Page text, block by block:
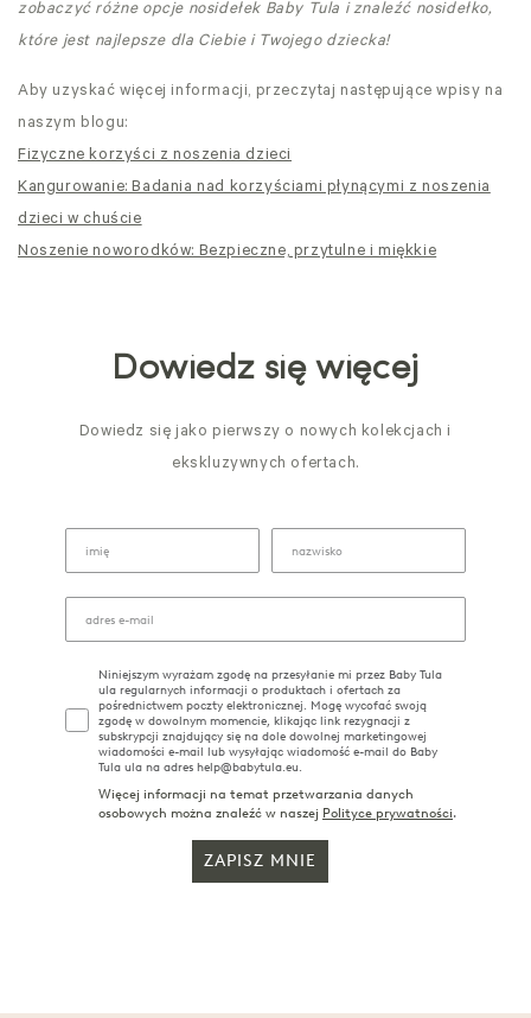
zobaczyć różne opcje nosidełek Baby Tula i znaleźć nosidełko,
które jest najlepsze dla Ciebie i Twojego dziecka!
Aby uzyskać więcej informacji, przeczytaj następujące wpisy na
naszym blogu:
Fizyczne korzyści z noszenia dzieci
Kangurowanie: Badania nad korzyściami płynącymi z noszenia
dzieci w chuście
Noszenie noworodków: Bezpieczne, przytulne i miękkie
Dowiedz się więcej
Dowiedz się jako pierwszy o nowych kolekcjach i
ekskluzywnych ofertach.
Niniejszym wyrażam zgodę na przesyłanie mi przez Baby Tula
ula regularnych informacji o produktach i ofertach za
pośrednictwem poczty elektronicznej. Mogę wycofać swoją
zgodę w dowolnym momencie, klikając link rezygnacji z
subskrypcji znajdujący się na dole dowolnej marketingowej
wiadomości e-mail lub wysyłając wiadomość e-mail do Baby
Tula ula na adres help@babytula.eu.
Więcej informacji na temat przetwarzania danych
osobowych można znaleźć w naszej Polityce prywatności.
ZAPISZ MNIE